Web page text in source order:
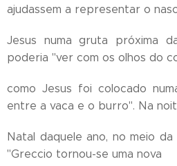
ajudassem a representar o
Jesus numa gruta próxima
poderia "ver com os olhos do
como Jesus foi colocado
entre a vaca e o burro". Na
Natal daquele ano, no meio da
"Greccio tornou-se uma nova